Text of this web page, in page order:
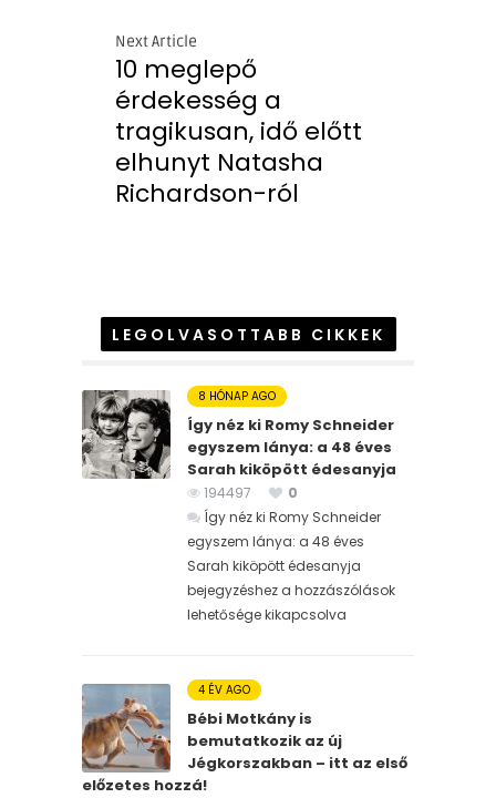
Next Article
10 meglepő
érdekesség a
tragikusan, idő előtt
elhunyt Natasha
Richardson-ról
LEGOLVASOTTABB CIKKEK
8 HÓNAP AGO
Így néz ki Romy Schneider
egyszem lánya: a 48 éves
Sarah kiköpött édesanyja
194497
0
Így néz ki Romy Schneider
egyszem lánya: a 48 éves
Sarah kiköpött édesanyja
bejegyzéshez a hozzászólások
lehetősége kikapcsolva
4 ÉV AGO
Bébi Motkány is
bemutatkozik az új
Jégkorszakban – itt az első
előzetes hozzá!